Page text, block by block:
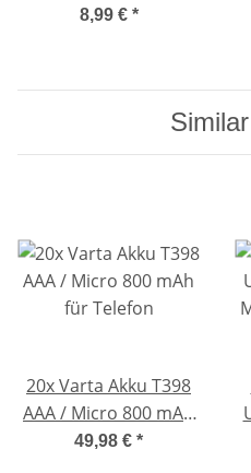
800mAh for Siemens
8,99 € *
20x Varta Akku T398
AAA / Micro 800 mAh
für Telefon
49,98 € *